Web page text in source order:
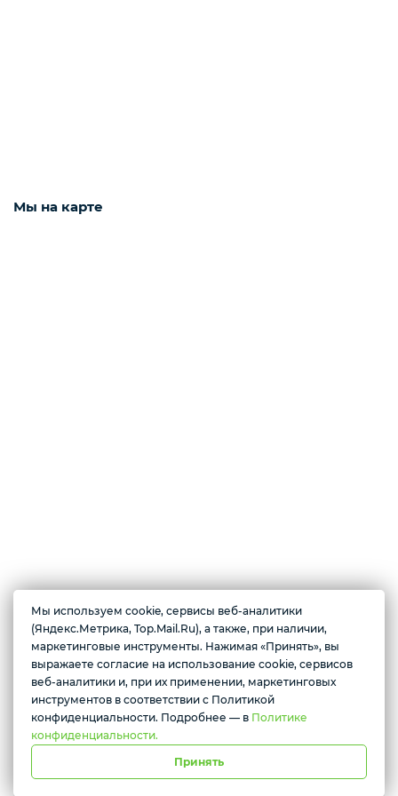
Мы на карте
О магазине
Магазин цифровой электроники. В продаже имеются по доступным
ценам: смартфоны, планшеты, смарт-часы, беспроводные наушники,
ноутбуки, игровые приставки, колонки, видеокарты, телевизоры и
многое другое.
г. Красноярск, ул. Абытаевская 2, офис 337
Мы используем cookie, сервисы веб-аналитики
(Яндекс.Метрика, Top.Mail.Ru), а также, при наличии,
маркетинговые инструменты. Нажимая «Принять», вы
выражаете согласие на использование cookie, сервисов
веб-аналитики и, при их применении, маркетинговых
инструментов в соответствии с Политикой
конфиденциальности. Подробнее — в Политике
конфиденциальности.
Принять
Желаете подозвать сотрудника
Да Нет